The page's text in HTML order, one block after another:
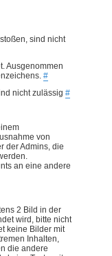
sind nicht
Ausgenommen
#
nicht zulässig #
von
der Admins, die
an eine andere
2 Bild in der
wird, bitte nicht
keine Bilder mit
Inhalten,
die andere